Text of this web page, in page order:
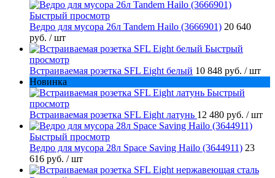
Быстрый просмотр
Ведро для мусора 26л Tandem Hailo (3666901) 20 640
руб. / шт
Быстрый
просмотр
Встраиваемая розетка SFL Eight белый 10 848 руб. / шт
Новинка
Быстрый
просмотр
Встраиваемая розетка SFL Eight латунь 12 480 руб. / шт
Быстрый просмотр
Ведро для мусора 28л Space Saving Hailo (3644911) 23
616 руб. / шт